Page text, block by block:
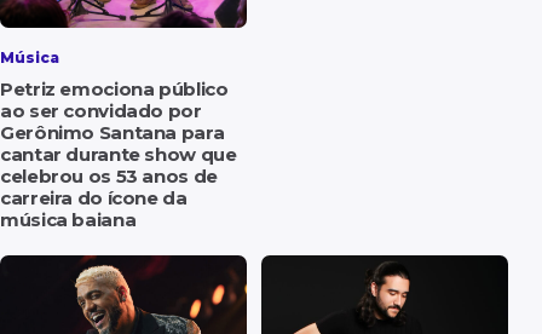
Música
Petriz emociona público
ao ser convidado por
Gerônimo Santana para
cantar durante show que
celebrou os 53 anos de
carreira do ícone da
música baiana